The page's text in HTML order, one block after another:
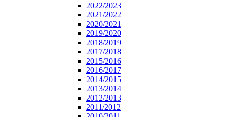
2022/2023
2021/2022
2020/2021
2019/2020
2018/2019
2017/2018
2015/2016
2016/2017
2014/2015
2013/2014
2012/2013
2011/2012